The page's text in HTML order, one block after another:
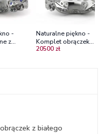
-
z
złota z
Naturalne piękno -
Komplet obrączek
ślubnych Diamond Sky
20500 zł
z białego